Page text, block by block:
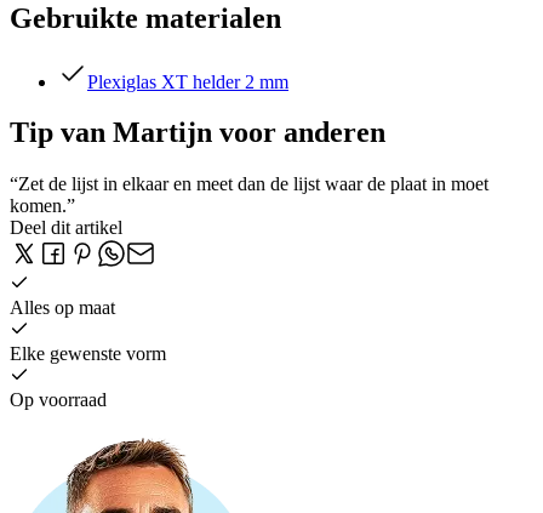
Gebruikte materialen
Plexiglas XT helder 2 mm
Tip van Martijn voor anderen
“Zet de lijst in elkaar en meet dan de lijst waar de plaat in moet
komen.”
Deel dit artikel
Alles op maat
Elke gewenste vorm
Op voorraad